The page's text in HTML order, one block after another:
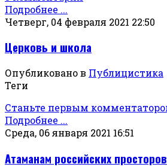
Подробнее ...
Четверг, 04 февраля 2021 22:50
Церковь и школа
Опубликовано в Публицистика
Теги
Станьте первым
Подробнее ...
Среда, 06 января 2021 16:51
Атаманам российских просторов